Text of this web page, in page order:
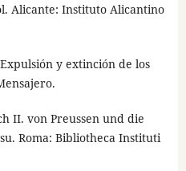
Alicante: Instituto Alicantino
y extinción de los
II. von Preussen und die
Roma: Bibliotheca Instituti